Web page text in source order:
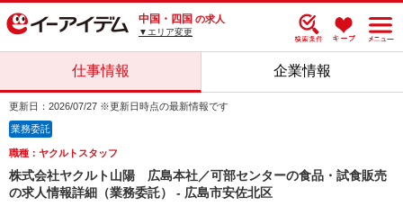
中国・四国 の求人
▼エリア変更
仕事情報 企業情報
更新日：2026/07/27 ※更新日時点の最新情報です
業務委託
職種：ヤクルトスタッフ
株式会社ヤクルト山陽 広島本社／可部センターの食品・試食販売
の求人情報詳細（業務委託） - 広島市安佐北区